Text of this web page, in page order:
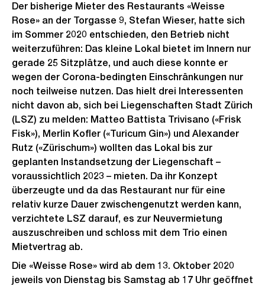
Der bisherige Mieter des Restaurants «Weisse
Rose» an der Torgasse 9, Stefan Wieser, hatte sich
im Sommer 2020 entschieden, den Betrieb nicht
weiterzuführen: Das kleine Lokal bietet im Innern nur
gerade 25 Sitzplätze, und auch diese konnte er
wegen der Corona-bedingten Einschränkungen nur
noch teilweise nutzen. Das hielt drei Interessenten
nicht davon ab, sich bei Liegenschaften Stadt Zürich
(LSZ) zu melden: Matteo Battista Trivisano («Frisk
Fisk»), Merlin Kofler («Turicum Gin») und Alexander
Rutz («Zürischum») wollten das Lokal bis zur
geplanten Instandsetzung der Liegenschaft –
voraussichtlich 2023 – mieten. Da ihr Konzept
überzeugte und da das Restaurant nur für eine
relativ kurze Dauer zwischengenutzt werden kann,
verzichtete LSZ darauf, es zur Neuvermietung
auszuschreiben und schloss mit dem Trio einen
Mietvertrag ab.
Die «Weisse Rose» wird ab dem 13. Oktober 2020
jeweils von Dienstag bis Samstag ab 17 Uhr geöffnet